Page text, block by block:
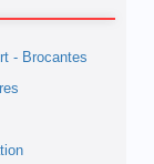
- Brocantes